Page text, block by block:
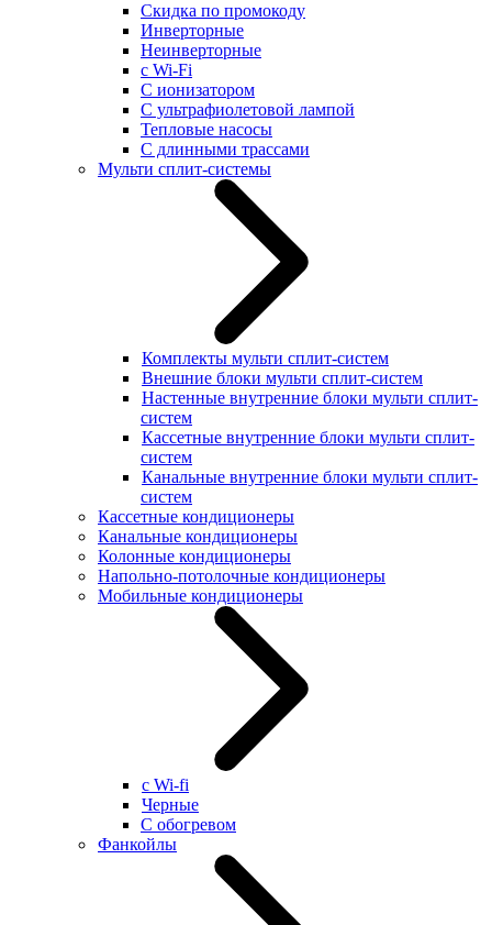
Скидка по промокоду
Инверторные
Неинверторные
с Wi-Fi
С ионизатором
С ультрафиолетовой лампой
Тепловые насосы
С длинными трассами
Мульти сплит-системы
Комплекты мульти сплит-систем
Внешние блоки мульти сплит-систем
Настенные внутренние блоки мульти сплит-
систем
Кассетные внутренние блоки мульти сплит-
систем
Канальные внутренние блоки мульти сплит-
систем
Кассетные кондиционеры
Канальные кондиционеры
Колонные кондиционеры
Напольно-потолочные кондиционеры
Мобильные кондиционеры
с Wi-fi
Черные
С обогревом
Фанкойлы